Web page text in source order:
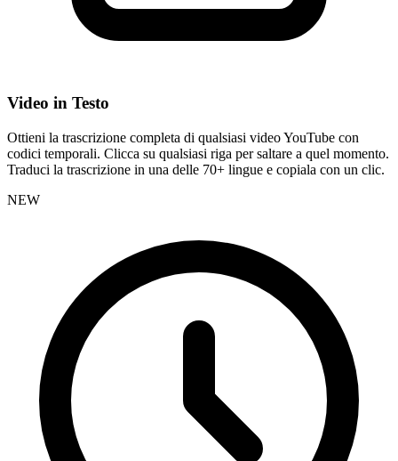
Video in Testo
Ottieni la trascrizione completa di qualsiasi video YouTube con
codici temporali. Clicca su qualsiasi riga per saltare a quel momento.
Traduci la trascrizione in una delle 70+ lingue e copiala con un clic.
NEW